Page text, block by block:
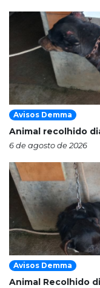
Avisos Demma
Animal recolhido
6 de agosto de 2026
Avisos Demma
Animal Recolhido